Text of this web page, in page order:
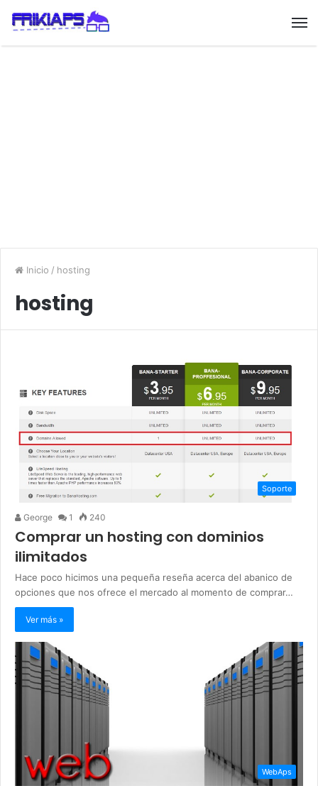
Inicio / hosting
hosting
Soporte
George 1 240
Comprar un hosting con dominios
ilimitados
Hace poco hicimos una pequeña reseña acerca del abanico de
opciones que nos ofrece el mercado al momento de comprar…
Ver más »
WebAps